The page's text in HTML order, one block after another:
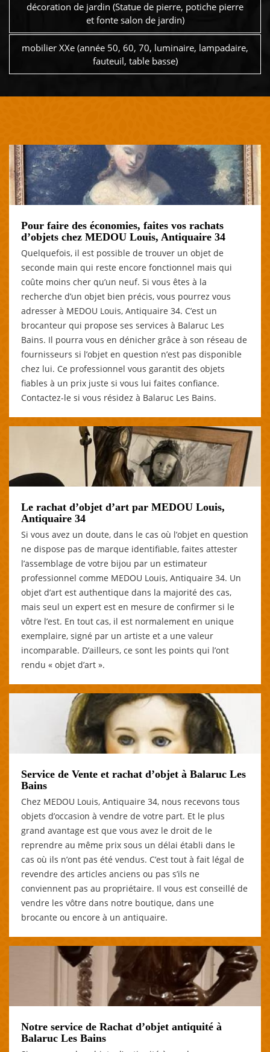
décoration de jardin (Statue de pierre, potiche pierre
et fonte salon de jardin)
mobilier XXe (année 50, 60, 70, luminaire, lampadaire,
fauteuil, table basse)
Pour faire des économies, faites vos rachats
d’objets chez MEDOU Louis, Antiquaire 34
Quelquefois, il est possible de trouver un objet de
seconde main qui reste encore fonctionnel mais qui
coûte moins cher qu’un neuf. Si vous êtes à la
recherche d’un objet bien précis, vous pourrez vous
adresser à MEDOU Louis, Antiquaire 34. C’est un
brocanteur qui propose ses services à Balaruc Les
Bains. Il pourra vous en dénicher grâce à son réseau de
fournisseurs si l’objet en question n’est pas disponible
chez lui. Ce professionnel vous garantit des objets
fiables à un prix juste si vous lui faites confiance.
Contactez-le si vous résidez à Balaruc Les Bains.
Le rachat d’objet d’art par MEDOU Louis,
Antiquaire 34
Si vous avez un doute, dans le cas où l’objet en question
ne dispose pas de marque identifiable, faites attester
l’assemblage de votre bijou par un estimateur
professionnel comme MEDOU Louis, Antiquaire 34. Un
objet d’art est authentique dans la majorité des cas,
mais seul un expert est en mesure de confirmer si le
vôtre l’est. En tout cas, il est normalement en unique
exemplaire, signé par un artiste et a une valeur
incomparable. D’ailleurs, ce sont les points qui l’ont
rendu « objet d’art ».
Service de Vente et rachat d’objet à Balaruc Les
Bains
Chez MEDOU Louis, Antiquaire 34, nous recevons tous
objets d’occasion à vendre de votre part. Et le plus
grand avantage est que vous avez le droit de le
reprendre au même prix sous un délai établi dans le
cas où ils n’ont pas été vendus. C’est tout à fait légal de
revendre des articles anciens ou pas s’ils ne
conviennent pas au propriétaire. Il vous est conseillé de
vendre les vôtre dans notre boutique, dans une
brocante ou encore à un antiquaire.
Notre service de Rachat d’objet antiquité à
Balaruc Les Bains